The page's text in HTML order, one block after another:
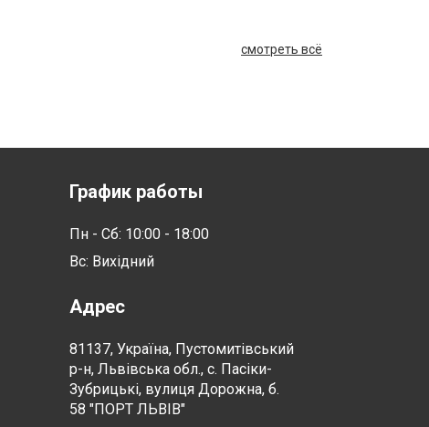
смотреть всё
График работы
Пн - Сб: 10:00 - 18:00
Вс: Вихідний
Адрес
81137, Україна, Пустомитівський
р-н, Львівська обл., с. Пасіки-
Зубрицькі, вулиця Дорожна, б.
58 "ПОРТ ЛЬВІВ"